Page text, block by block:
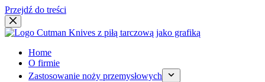
Przejdź do treści
Home
O firmie
Zastosowanie noży przemysłowych